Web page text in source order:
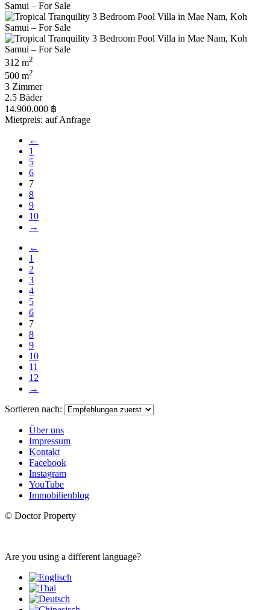
312 m2
500 m2
3 Zimmer
2.5 Bäder
14.900.000 ฿
Mietpreis: auf Anfrage
←
1
5
6
7
8
9
10
→
←
1
2
3
4
5
6
7
8
9
10
11
12
→
Sortieren nach:
Über uns
Impressum
Kontakt
Facebook
Instagram
YouTube
Immobilienblog
© Doctor Property
Are you using a different language?